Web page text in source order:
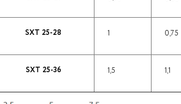
SXT 25-28 1 0,75
SXT 25-36 1,5 1,1